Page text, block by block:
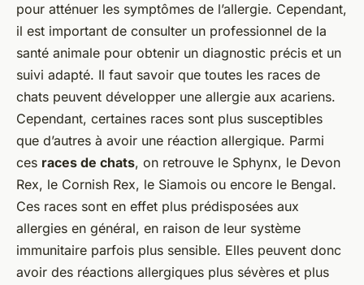
pour atténuer les symptômes de l’allergie. Cependant,
il est important de consulter un professionnel de la
santé animale pour obtenir un diagnostic précis et un
suivi adapté. Il faut savoir que toutes les races de
chats peuvent développer une allergie aux acariens.
Cependant, certaines races sont plus susceptibles
que d’autres à avoir une réaction allergique. Parmi
ces races de chats, on retrouve le Sphynx, le Devon
Rex, le Cornish Rex, le Siamois ou encore le Bengal.
Ces races sont en effet plus prédisposées aux
allergies en général, en raison de leur système
immunitaire parfois plus sensible. Elles peuvent donc
avoir des réactions allergiques plus sévères et plus